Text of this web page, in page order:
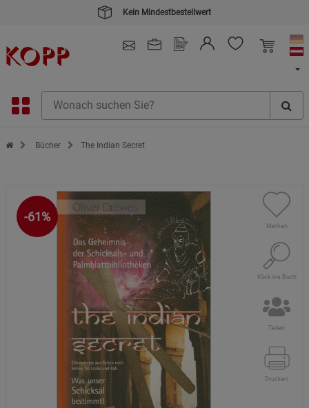
Kein Mindestbestellwert
Zur Startseite des Kopp Verlag Online-Shop
Bücher The Indian Secret
-61%
Merken
Klick ins Buch
Teilen
Drucken